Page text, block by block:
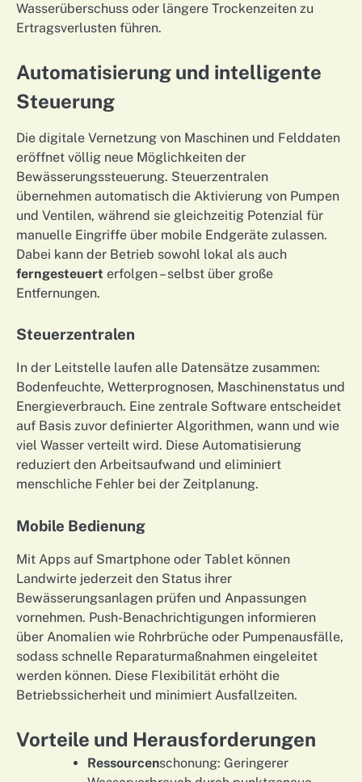
Wasserüberschuss oder längere Trockenzeiten zu
Ertragsverlusten führen.
Automatisierung und intelligente
Steuerung
Die digitale Vernetzung von Maschinen und Felddaten
eröffnet völlig neue Möglichkeiten der
Bewässerungssteuerung. Steuerzentralen
übernehmen automatisch die Aktivierung von Pumpen
und Ventilen, während sie gleichzeitig Potenzial für
manuelle Eingriffe über mobile Endgeräte zulassen.
Dabei kann der Betrieb sowohl lokal als auch
ferngesteuert erfolgen – selbst über große
Entfernungen.
Steuerzentralen
In der Leitstelle laufen alle Datensätze zusammen:
Bodenfeuchte, Wetterprognosen, Maschinenstatus und
Energieverbrauch. Eine zentrale Software entscheidet
auf Basis zuvor definierter Algorithmen, wann und wie
viel Wasser verteilt wird. Diese Automatisierung
reduziert den Arbeitsaufwand und eliminiert
menschliche Fehler bei der Zeitplanung.
Mobile Bedienung
Mit Apps auf Smartphone oder Tablet können
Landwirte jederzeit den Status ihrer
Bewässerungsanlagen prüfen und Anpassungen
vornehmen. Push-Benachrichtigungen informieren
über Anomalien wie Rohrbrüche oder Pumpenausfälle,
sodass schnelle Reparaturmaßnahmen eingeleitet
werden können. Diese Flexibilität erhöht die
Betriebssicherheit und minimiert Ausfallzeiten.
Vorteile und Herausforderungen
Ressourcenschonung: Geringerer